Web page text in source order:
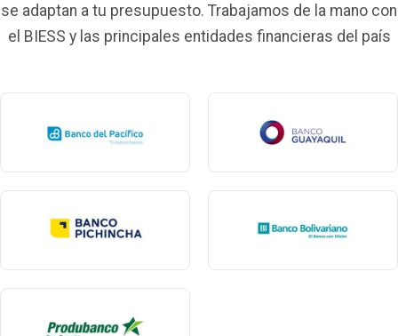
se adaptan a tu presupuesto. Trabajamos de la mano con
el BIESS y las principales entidades financieras del país